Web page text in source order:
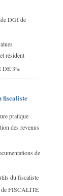
DGI de
résident
DE 3%
fiscaliste
pratique
des revenus
de
du fiscaliste
de FISCALITE